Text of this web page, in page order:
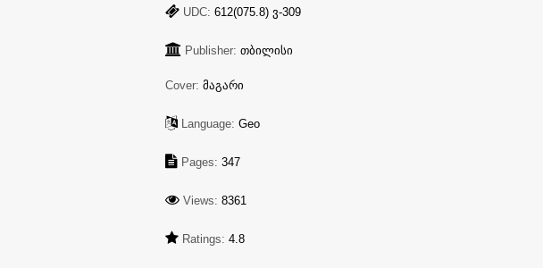
UDC: 612(075.8) ვ-309
Publisher: თბილისი
Cover: მაგარი
Language: Geo
Pages: 347
Views: 8361
Ratings: 4.8